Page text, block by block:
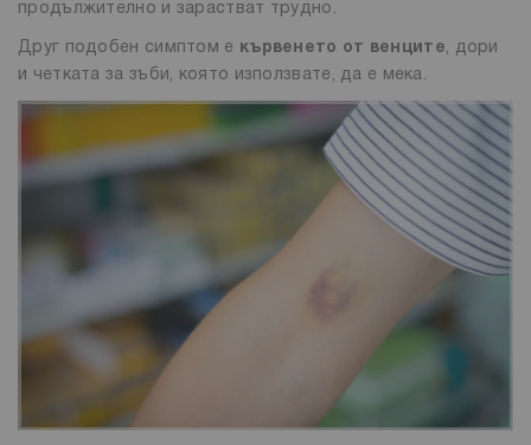
продължително и зарастват трудно.
Друг подобен симптом е кървенето от венците, дори
и четката за зъби, която използвате, да е мека.